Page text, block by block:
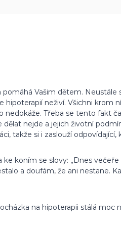
Vašim dětem. Neustále
hipoterapií neživí. Všichni krom
nedokáže. Třeba se tento fakt
nejde a jejich životní
takže si i zaslouží odpovídající,
koním se slovy: „Dnes
a doufám, že ani nestane.
na hipoterapii stálá moc